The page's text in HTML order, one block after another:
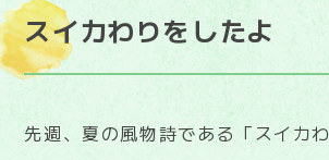
スイカわりをしたよ
先週、夏の風物詩である「スイカ